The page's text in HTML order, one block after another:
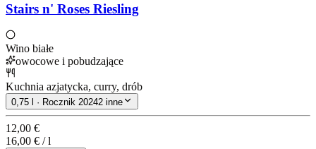
Stairs n' Roses Riesling
Wino białe
owocowe i pobudzające
Kuchnia azjatycka, curry, drób
0,75 l · Rocznik 20242 inne
12,00 €
16,00 € / l